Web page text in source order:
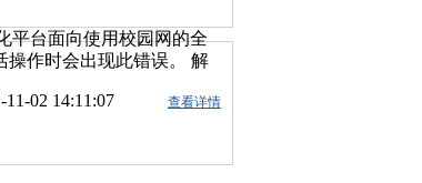
平台面向使用校园网的全
操作时会出现此错误。 解
微软激活服务器访问数量
：1、打开windows桌面
时区，将右侧时区设置为
11-02 14:11:07 查看详情